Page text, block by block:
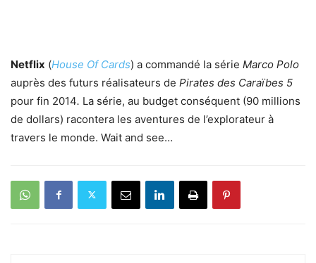
Netflix (House Of Cards) a commandé la série Marco Polo
auprès des futurs réalisateurs de Pirates des Caraïbes 5
pour fin 2014. La série, au budget conséquent (90 millions
de dollars) racontera les aventures de l’explorateur à
travers le monde. Wait and see…